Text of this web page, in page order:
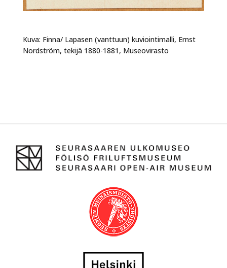
Kuva: Finna/ Lapasen (vanttuun) kuviointimalli, Ernst
Nordström, tekijä 1880-1881, Museovirasto